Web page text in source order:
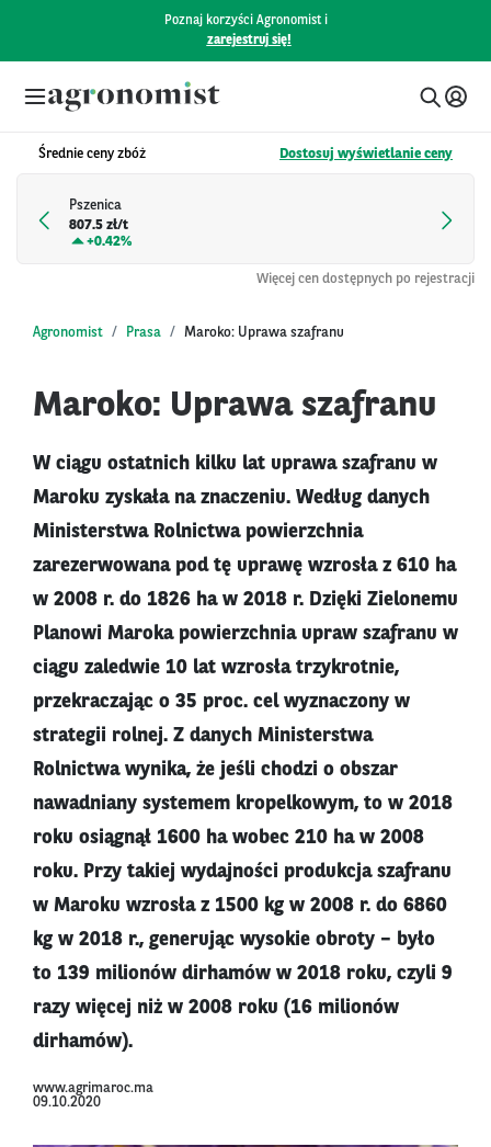
Poznaj korzyści Agronomist i
zarejestruj się!
Średnie ceny zbóż Dostosuj wyświetlanie ceny
Pszenica
807.5 zł/t
+0.42%
Więcej cen dostępnych po rejestracji
Agronomist Prasa Maroko: Uprawa szafranu
Maroko: Uprawa szafranu
W ciągu ostatnich kilku lat uprawa szafranu w
Maroku zyskała na znaczeniu. Według danych
Ministerstwa Rolnictwa powierzchnia
zarezerwowana pod tę uprawę wzrosła z 610 ha
w 2008 r. do 1826 ha w 2018 r. Dzięki Zielonemu
Planowi Maroka powierzchnia upraw szafranu w
ciągu zaledwie 10 lat wzrosła trzykrotnie,
przekraczając o 35 proc. cel wyznaczony w
strategii rolnej. Z danych Ministerstwa
Rolnictwa wynika, że jeśli chodzi o obszar
nawadniany systemem kropelkowym, to w 2018
roku osiągnął 1600 ha wobec 210 ha w 2008
roku. Przy takiej wydajności produkcja szafranu
w Maroku wzrosła z 1500 kg w 2008 r. do 6860
kg w 2018 r., generując wysokie obroty – było
to 139 milionów dirhamów w 2018 roku, czyli 9
razy więcej niż w 2008 roku (16 milionów
dirhamów).
www.agrimaroc.ma
09.10.2020